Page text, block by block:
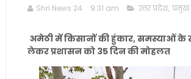
Shri News 24 9:31 am उत्तर प्रदेश,
अमेठी में किसानों की हुंकार, समस्याओं के
लेकर प्रशासन को 35 दिन की मोहलत